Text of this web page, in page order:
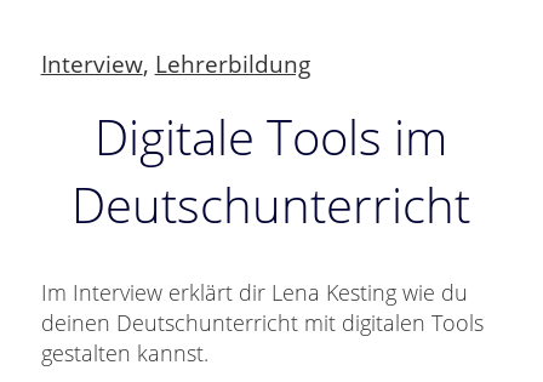
Interview, Lehrerbildung
Digitale Tools im
Deutschunterricht
Im Interview erklärt dir Lena Kesting wie du
deinen Deutschunterricht mit digitalen Tools
gestalten kannst.